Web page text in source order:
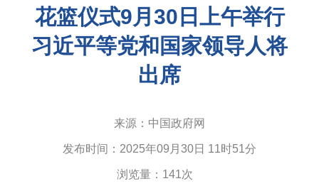
花篮仪式9月30日上午举行
习近平等党和国家领导人将
出席
来源： 中国政府网
发布时间： 2025年09月30日 11时51分
浏览量： 141次